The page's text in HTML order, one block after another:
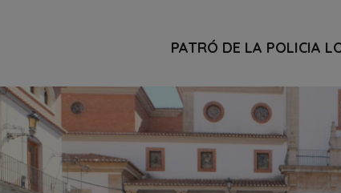
PATRÓ DE LA POLICIA